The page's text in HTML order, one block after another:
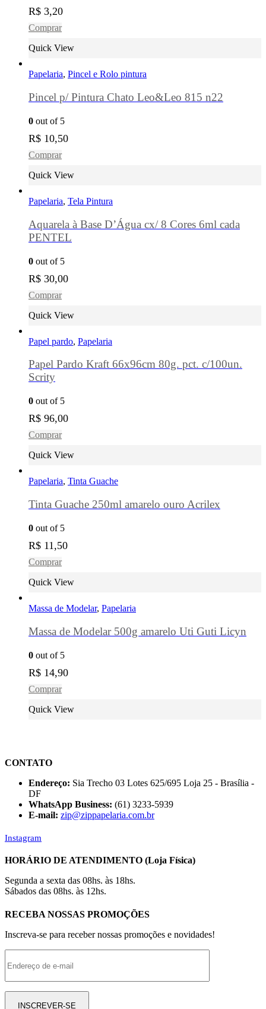
R$ 3,20
Comprar
Quick View
Papelaria, Pincel e Rolo pintura
Pincel p/ Pintura Chato Leo&Leo 815 n22
0 out of 5
R$ 10,50
Comprar
Quick View
Papelaria, Tela Pintura
Aquarela à Base D’Água cx/ 8 Cores 6ml cada
PENTEL
0 out of 5
R$ 30,00
Comprar
Quick View
Papel pardo, Papelaria
Papel Pardo Kraft 66x96cm 80g. pct. c/100un.
Scrity
0 out of 5
R$ 96,00
Comprar
Quick View
Papelaria, Tinta Guache
Tinta Guache 250ml amarelo ouro Acrilex
0 out of 5
R$ 11,50
Comprar
Quick View
Massa de Modelar, Papelaria
Massa de Modelar 500g amarelo Uti Guti Licyn
0 out of 5
R$ 14,90
Comprar
Quick View
CONTATO
Endereço: Sia Trecho 03 Lotes 625/695 Loja 25 - Brasília -
DF
WhatsApp Business: (61) 3233-5939
E-mail: zip@zippapelaria.com.br
Instagram
HORÁRIO DE ATENDIMENTO (Loja Física)
Segunda a sexta das 08hs. às 18hs.
Sábados das 08hs. às 12hs.
RECEBA NOSSAS PROMOÇÕES
Inscreva-se para receber nossas promoções e novidades!